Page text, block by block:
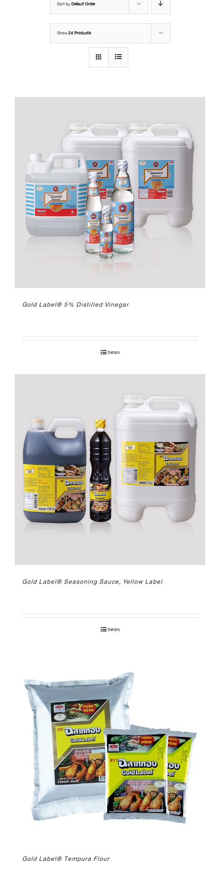
Sort byDefault Order
Show24 Products
Gold Label® 5% Distilled Vinegar
Details
Gold Label® Seasoning Sauce, Yellow Label
Details
Gold Label® Tempura Flour